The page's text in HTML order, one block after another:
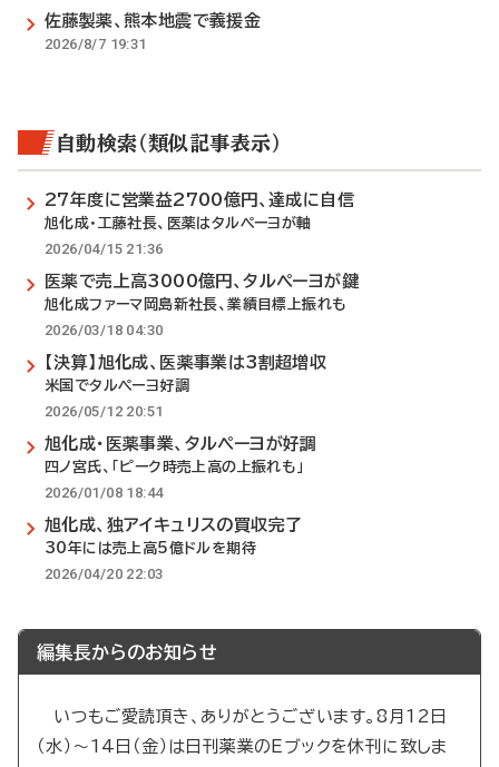
佐藤製薬、熊本地震で義援金
2026/8/7 19:31
自動検索（類似記事表示）
27年度に営業益2700億円、達成に自信
旭化成・工藤社長、医薬はタルペーヨが軸
2026/04/15 21:36
医薬で売上高3000億円、タルペーヨが鍵
旭化成ファーマ岡島新社長、業績目標上振れも
2026/03/18 04:30
【決算】旭化成、医薬事業は3割超増収
米国でタルペーヨ好調
2026/05/12 20:51
旭化成・医薬事業、タルペーヨが好調
四ノ宮氏、「ピーク時売上高の上振れも」
2026/01/08 18:44
旭化成、独アイキュリスの買収完了
30年には売上高5億ドルを期待
2026/04/20 22:03
編集長からのお知らせ
いつもご愛読頂き、ありがとうございます。8月12日
（水）～14日（金）は日刊薬業のEブックを休刊に致しま